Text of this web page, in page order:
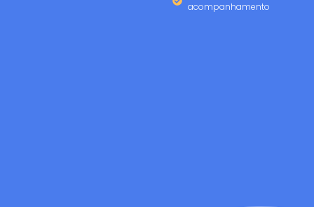
acompanhamento